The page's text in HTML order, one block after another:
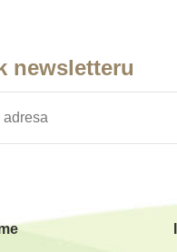
newsletteru